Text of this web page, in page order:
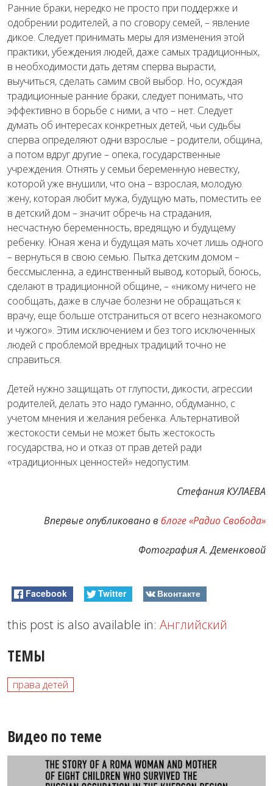
Ранние браки, нередко не просто при поддержке и
одобрении родителей, а по сговору семей, – явление
дикое. Следует принимать меры для изменения этой
практики, убеждения людей, даже самых традиционных,
в необходимости дать детям сперва вырасти,
выучиться, сделать самим свой выбор. Но, осуждая
традиционные ранние браки, следует понимать, что
эффективно в борьбе с ними, а что – нет. Следует
думать об интересах конкретных детей, чьи судьбы
сперва определяют одни взрослые – родители, община,
а потом вдруг другие – опека, государственные
учреждения. Отнять у семьи беременную невестку,
которой уже внушили, что она – взрослая, молодую
жену, которая любит мужа, будущую мать, поместить ее
в детский дом – значит обречь на страдания,
несчастную беременность, вредящую и будущему
ребенку. Юная жена и будущая мать хочет лишь одного
– вернуться в свою семью. Пытка детским домом –
бессмысленна, а единственный вывод, который, боюсь,
сделают в традиционной общине, – «никому ничего не
сообщать, даже в случае болезни не обращаться к
врачу, еще больше отстраниться от всего незнакомого
и чужого». Этим исключением и без того исключенных
людей с проблемой вредных традиций точно не
справиться.
Детей нужно защищать от глупости, дикости, агрессии
родителей, делать это надо гуманно, обдуманно, с
учетом мнения и желания ребенка. Альтернативой
жестокости семьи не может быть жестокость
государства, но и отказ от прав детей ради
«традиционных ценностей» недопустим.
Стефания КУЛАЕВА
Впервые опубликовано в блоге «Радио Свобода»
Фотография А. Деменковой
Facebook Twitter Вконтакте
this post is also available in: Английский
ТЕМЫ
права детей
Видео по теме